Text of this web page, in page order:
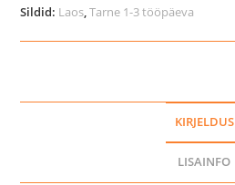
talvekindad
Sildid: Laos,Tarne 1-3 tööpäeva
KIRJELDUS
LISAINFO